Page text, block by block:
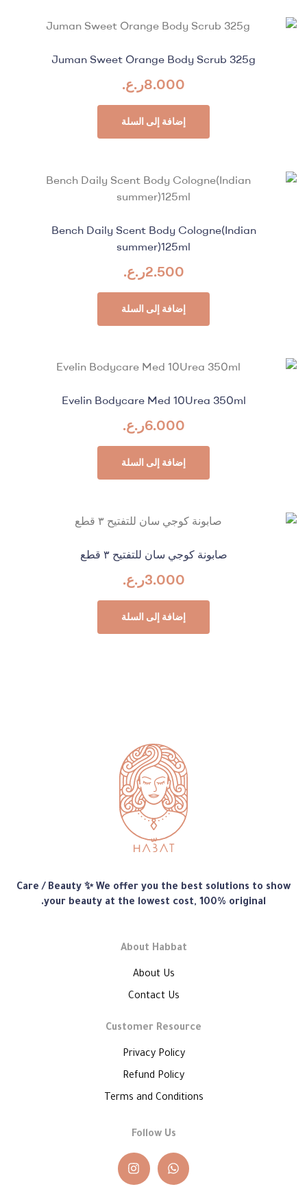
Juman Sweet Orange Body Scrub 325g
8.000ر.ع.
إضافة إلى السلة
Bench Daily Scent Body Cologne(Indian
summer)125ml
2.500ر.ع.
إضافة إلى السلة
Evelin Bodycare Med 10Urea 350ml
6.000ر.ع.
إضافة إلى السلة
صابونة كوجي سان للتفتيح ٣ قطع
3.000ر.ع.
إضافة إلى السلة
متجر
هبّات
Care / Beauty ✨ We offer you the best solutions to show
your beauty at the lowest cost, 100% original.
About Habbat
About Us
Contact Us
Customer Resource
Privacy Policy
Refund Policy
Terms and Conditions
Follow Us